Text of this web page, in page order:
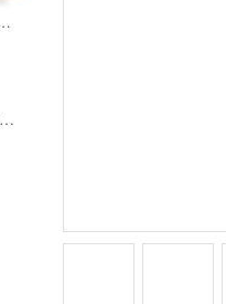
快速测定仪？进来看
AKF-CH6一体式库仑法卡尔费休水分测定仪技术参数